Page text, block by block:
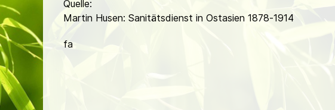
Quelle:
Martin Husen: Sanitätsdienst in Ostasien 1878-1914
fa